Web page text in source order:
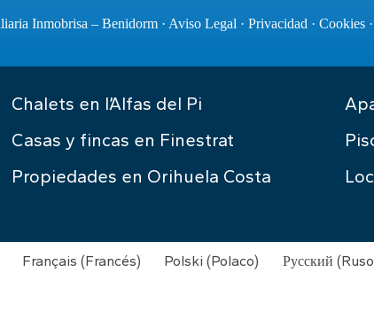
Inmobrisa – Benidorm · Aviso Legal · Privacidad · Cookies ·
Chalets en l’Alfas del Pi
Casas y fincas en Finestrat
Propiedades en Orihuela Costa
Français (Francés) Polski (Polaco) Русский (Ruso